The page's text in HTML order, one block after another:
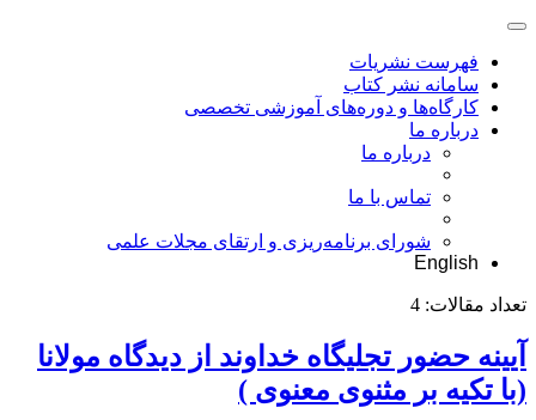
فهرست نشریات
سامانه نشر کتاب
کارگاه‌ها و دوره‌های آموزشی تخصصی
درباره ما
درباره ما
تماس با ما
شورای برنامه‌ریزی و ارتقای مجلات علمی
English
تعداد مقالات: 4
آیینه حضور تجلیگاه خداوند از دیدگاه مولانا
(با تکیه بر مثنوی معنوی )